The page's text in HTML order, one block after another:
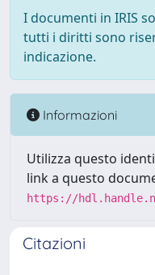
I documenti in IRIS
tutti i diritti sono
indicazione.
Informazioni
Utilizza questo
link a questo
https://
Citazioni